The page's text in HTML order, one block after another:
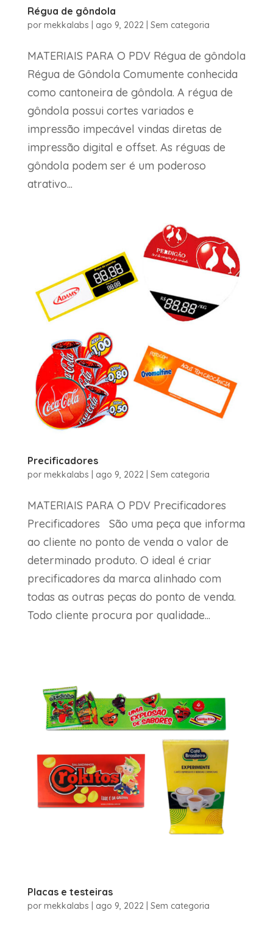
Régua de gôndola
por mekkalabs ago 9, 2022 Sem categoria
MATERIAIS PARA O PDV Régua de gôndola
Régua de Gôndola Comumente conhecida
como cantoneira de gôndola. A régua de
gôndola possui cortes variados e
impressão impecável vindas diretas de
impressão digital e offset. As réguas de
gôndola podem ser é um poderoso
atrativo...
Precificadores
por mekkalabs ago 9, 2022| Sem categoria
MATERIAIS PARA O PDV Precificadores
Precificadores São uma peça que informa
ao cliente no ponto de venda o valor de
determinado produto. O ideal é criar
precificadores da marca alinhado com
todas as outras peças do ponto de venda.
Todo cliente procura por qualidade...
Placas e testeiras
por mekkalabs ago 9, 2022| Sem categoria